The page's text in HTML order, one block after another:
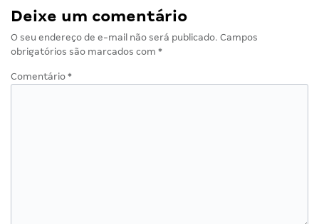
Deixe um comentário
O seu endereço de e-mail não será publicado. Campos
obrigatórios são marcados com *
Comentário *